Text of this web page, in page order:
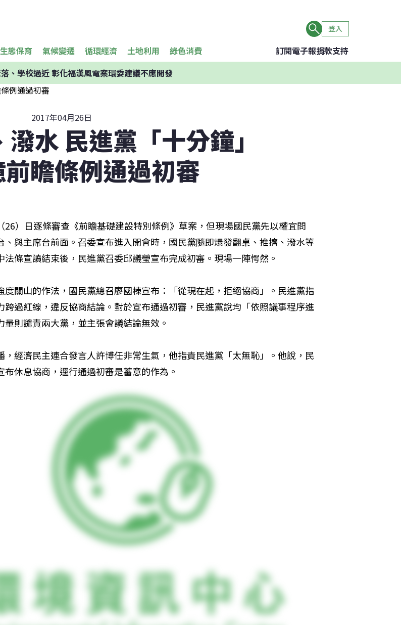
登入
生態保育 氣候變遷 循環經濟 土地利用 綠色消費 訂閱電子報捐款支持
、學校過近 彰化福漢風電案環委建議不應開發
2017年04月26日
水 民進黨「十分鐘」
瞻條例通過初審
26）日逐條審查《前瞻基礎建設特別條例》草案，但現場國民黨先以權宜問
、與主席台前面。召委宣布進入開會時，國民黨隨即爆發翻桌、推擠、潑水等
法條宣讀結束後，民進黨召委邱議瑩宣布完成初審。現場一陣愕然。
度關山的作法，國民黨總召廖國棟宣布：「從現在起，拒絕協商」。民進黨指
跨過紅線，違反協商結論。對於宣布通過初審，民進黨說均「依照議事程序進
量則譴責兩大黨，並主張會議結論無效。
，經濟民主連合發言人許博任非常生氣，他指責民進黨「太無恥」。他說，民
布休息協商，逕行通過初審是蓄意的作為。